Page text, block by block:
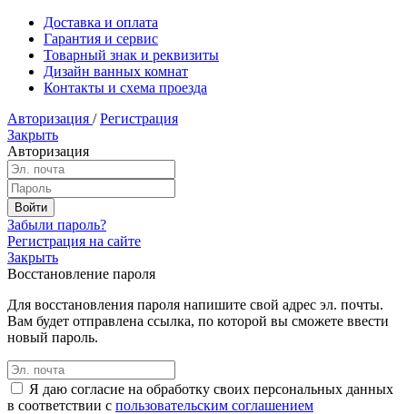
Доставка и оплата
Гарантия и сервис
Товарный знак и реквизиты
Дизайн ванных комнат
Контакты и схема проезда
Авторизация / Регистрация
Закрыть
Авторизация
Забыли пароль?
Регистрация на сайте
Закрыть
Восстановление пароля
Для восстановления пароля напишите свой адрес эл. почты.
Вам будет отправлена ссылка, по которой вы сможете ввести
новый пароль.
Я даю согласие на обработку своих персональных данных
в соответствии с пользовательским соглашением